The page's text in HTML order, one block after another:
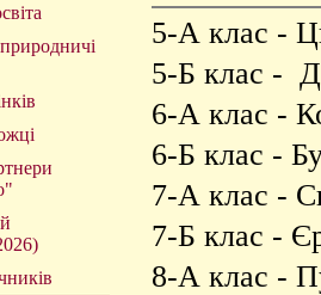
5-А клас -
5-Б клас -
6-А клас -
6-Б клас -
7-А клас -
7-Б клас -
8-А клас -